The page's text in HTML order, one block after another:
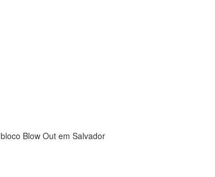
Blow Out em Salvador